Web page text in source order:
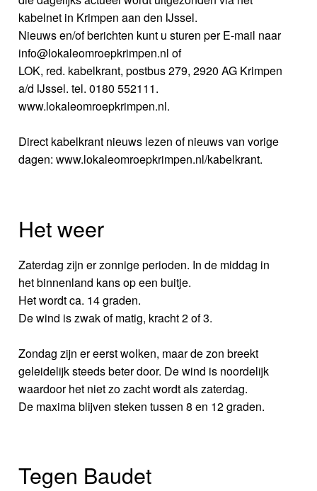
kabelnet in Krimpen aan den IJssel.
Nieuws en/of berichten kunt u sturen per E-mail naar
info@lokaleomroepkrimpen.nl of
LOK, red. kabelkrant, postbus 279, 2920 AG Krimpen
a/d IJssel. tel. 0180 552111.
www.lokaleomroepkrimpen.nl.
Direct kabelkrant nieuws lezen of nieuws van vorige
dagen: www.lokaleomroepkrimpen.nl/kabelkrant.
Het weer
Zaterdag zijn er zonnige perioden. In de middag in
het binnenland kans op een buitje.
Het wordt ca. 14 graden.
De wind is zwak of matig, kracht 2 of 3.
Zondag zijn er eerst wolken, maar de zon breekt
geleidelijk steeds beter door. De wind is noordelijk
waardoor het niet zo zacht wordt als zaterdag.
De maxima blijven steken tussen 8 en 12 graden.
Tegen Baudet